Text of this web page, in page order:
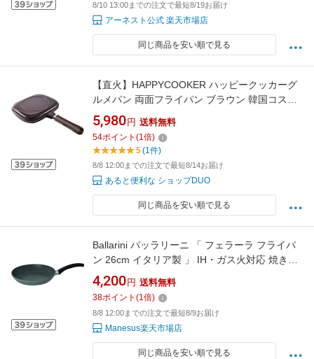
8/10 13:00までの注文で最短8/19お届け
アーネスト公式 楽天市場店
同じ商品を安い順で見る
【直火】HAPPYCOOKER ハッピークッカーグ
ルメパン 両面フライパン ブラウン 韓国コスメ
フェイスパック付き 本体×1、シリコンパッキン
×2(交換用)、使用説明書兼レシピ×1 韓国コスメ
フェイスパック付き 調理器具 キッチン用品 新
生活 ガス火 キッチン雑貨 グリルパン
5,980 円 送料無料
54ポイント (1倍)
5(1件)
8/8 12:00までの注文で最短8/14お届け
あると便利な ショップDUO
同じ商品を安い順で見る
Ballarini バッラリーニ 「 フェラーラ フライパ
ン 26cm イタリア製 」 IH・ガス火対応 焼きご
ろお知らせ機能付き グラ 送料無料
4,200 円 送料無料
38ポイント (1倍)
8/8 12:00までの注文で最短8/9お届け
Manesus楽天市場店
同じ商品を安い順で見る